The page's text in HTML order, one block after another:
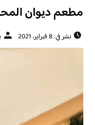
مطعم ديوان
نشر في: 8 فبراير، 2021